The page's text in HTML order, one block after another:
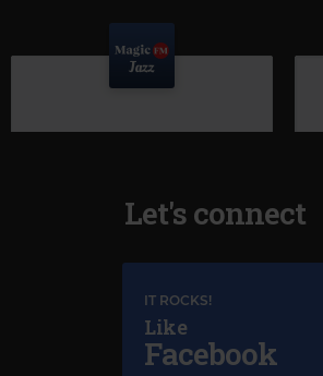
Magic Jazz
Let's connect
IT ROCKS!
Like
Facebook